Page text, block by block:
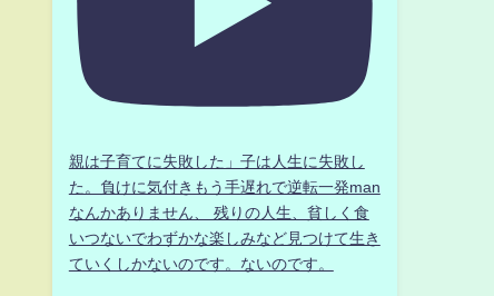
親は子育てに失敗した」子は人生に失敗し
た。負けに気付きもう手遅れで逆転一発man
なんかありません、 残りの人生、貧しく食
いつないでわずかな楽しみなど見つけて生き
ていくしかないのです。ないのです。